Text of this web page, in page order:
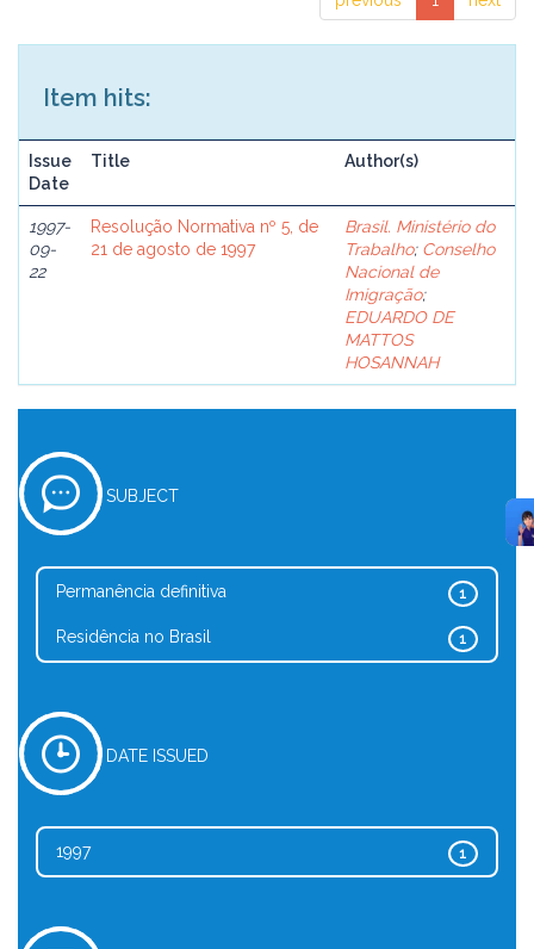
Item hits:
Issue
Date
Title Author(s)
1997-
09-
22
Resolução Normativa nº 5, de
21 de agosto de 1997
Brasil. Ministério do
Trabalho; Conselho
Nacional de
Imigração;
EDUARDO DE
MATTOS
HOSANNAH
SUBJECT
1
Permanência definitiva
1
Residência no Brasil
DATE ISSUED
1
1997